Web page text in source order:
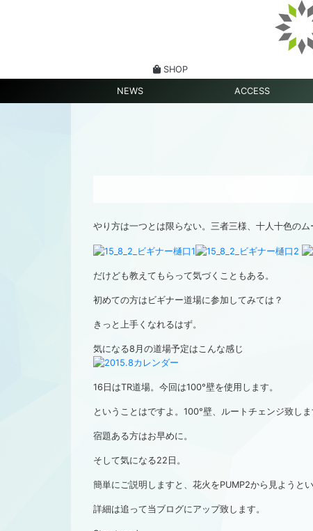
SHOP
NEWS ACCESS
やり方は一つとは限らない。三者三様、十人十色のム
だけども教えてもらって気づくこともある。
初めての方はビギナー道場に参加してみては？
きっと上手くなれるはず。
気になる8月の道場予定はこんな感じ
16日はTR道場。今回は100°壁を使用します。
ということはですよ。100°壁、ルートチェンジ致しま
宿題ある方はお早めに。
そして気になる22日。
簡単にご説明しますと、花火をPUMP2から見ようとい
詳細は追って当ブログにアップ致します。